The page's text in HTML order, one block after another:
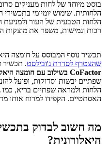
של לחות מעניקים סרום הלחות
שימוש יומיומי בתכשירי הסדרה
הטבעית של העור ולמניעת התאדות
משפר את מוצקות העור
נוסף המבוסס על חומצה היאלורונית
לסדרת ג'ובילסט. תכשיר זה
בשילוב עם חומצה היאלורונית.
יבשות וסדוקות, ופועל להזנת
ולמראה שפתיים בריא, כמו גם
הקפידו למרוח אותו מדי יום,
לבדוק בתכשירים